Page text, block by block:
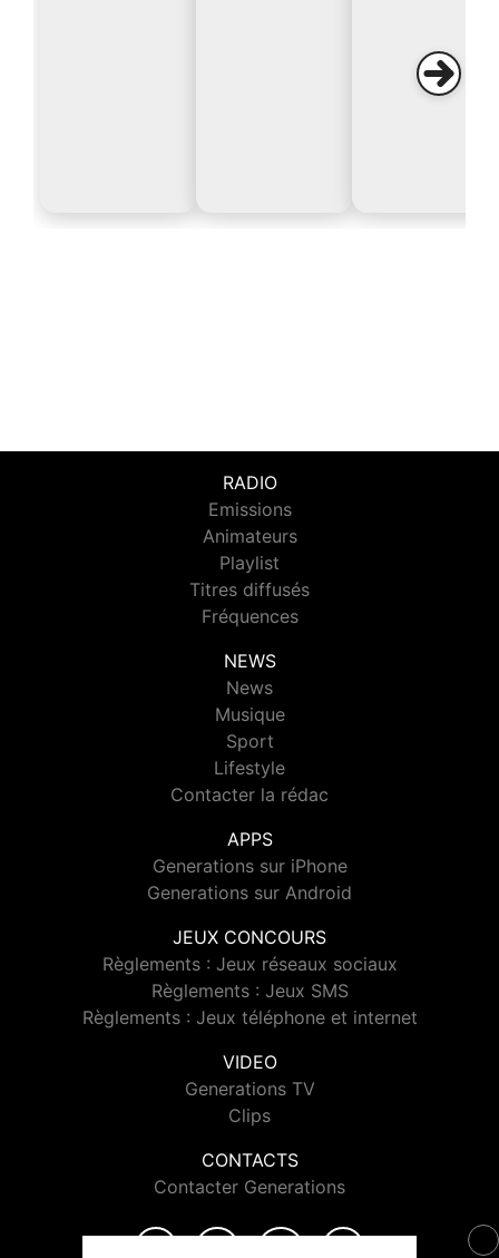
RADIO
Emissions
Animateurs
Playlist
Titres diffusés
Fréquences
NEWS
News
Musique
Sport
Lifestyle
Contacter la rédac
APPS
Generations sur iPhone
Generations sur Android
JEUX CONCOURS
Règlements : Jeux réseaux sociaux
Règlements : Jeux SMS
Règlements : Jeux téléphone et internet
VIDEO
Generations TV
Clips
CONTACTS
Contacter Generations